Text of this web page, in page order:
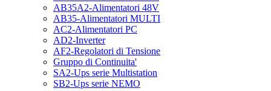
AB35A2-Alimentatori 48V
AB35-Alimentatori MULTI
AC2-Alimentatori PC
AD2-Inverter
AF2-Regolatori di Tensione
Gruppo di Continuita'
SA2-Ups serie Multistation
SB2-Ups serie NEMO